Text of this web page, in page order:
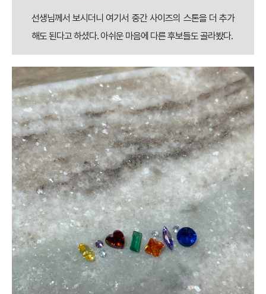
선생님께서 보시더니 여기서 중간 사이즈의 스톤을 더 추가
해도 된다고 하셨다. 아쉬운 마음에 다른 후보들도 골라봤다.